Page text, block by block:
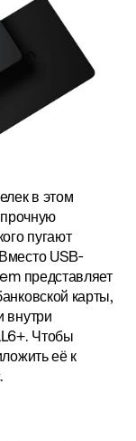
в этом
пугают
USB-
представляет
карты,
внутри
Чтобы
её к